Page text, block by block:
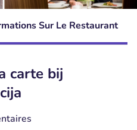
Sur Le Restaurant
carte bij